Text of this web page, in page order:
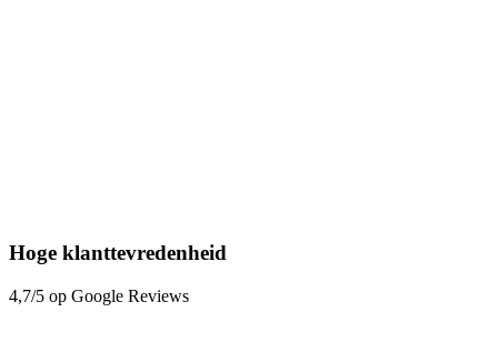
Hoge klanttevredenheid
4,7/5 op Google Reviews